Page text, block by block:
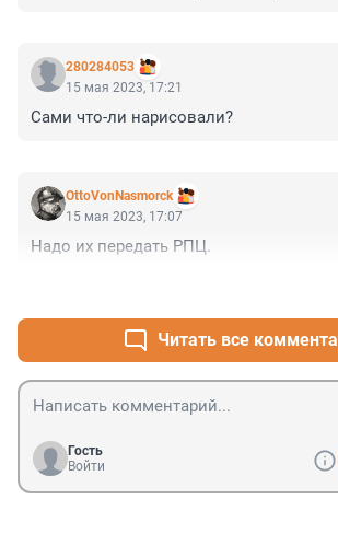
280284053
15 мая 2023, 17:21
Сами что-ли нарисовали?
OttoVonNasmorck
15 мая 2023, 17:07
Надо их передать РПЦ.
Читать все
Гость
Войти